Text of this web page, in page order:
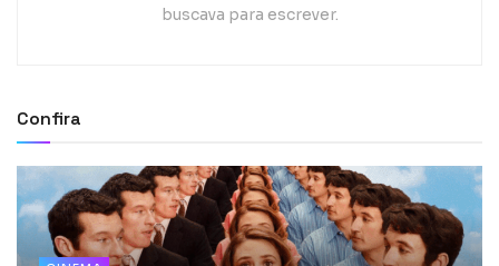
buscava para escrever.
Confira